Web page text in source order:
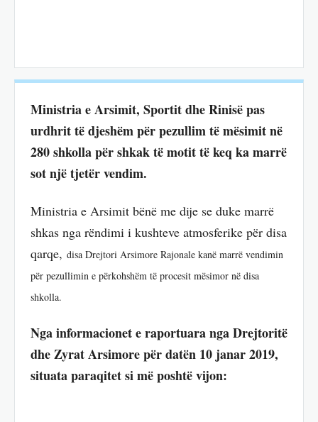
Ministria e Arsimit, Sportit dhe Rinisë pas
urdhrit të djeshëm për pezullim të mësimit në
280 shkolla për shkak të motit të keq ka marrë
sot një tjetër vendim.
Ministria e Arsimit bënë me dije se duke marrë
shkas nga rëndimi i kushteve atmosferike për disa
qarqe, disa Drejtori Arsimore Rajonale kanë marrë vendimin
për pezullimin e përkohshëm të procesit mësimor në disa
shkolla.
Nga informacionet e raportuara nga Drejtoritë
dhe Zyrat Arsimore për datën 10 janar 2019,
situata paraqitet si më poshtë vijon: